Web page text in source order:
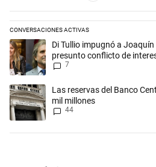
CONVERSACIONES ACTIVAS
Este listado muestra los artículos con
Un artículo de tendencia con el título
Di Tullio impugnó a
presunto conflicto de
Tierras
7
Un artículo de tendencia con el título
Las reservas del Banco
mil millones
44